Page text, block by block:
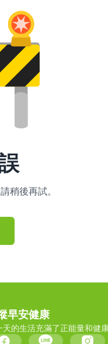
稍後再試。
早安健康
天的生活充滿了正能量和健